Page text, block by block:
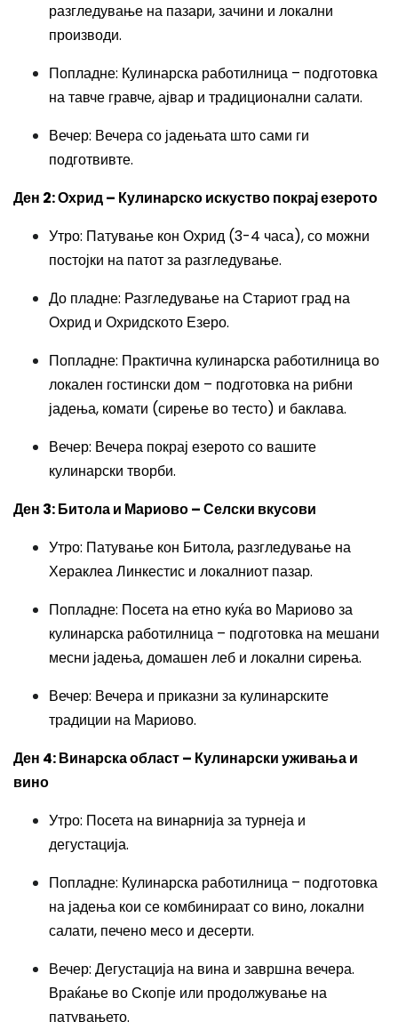
разгледување на пазари, зачини и локални
производи.
Попладне: Кулинарска работилница – подготовка
на тавче гравче, ајвар и традиционални салати.
Вечер: Вечера со јадењата што сами ги
подготвивте.
Ден 2: Охрид – Кулинарско искуство покрај езерото
Утро: Патување кон Охрид (3-4 часа), со можни
постојки на патот за разгледување.
До пладне: Разгледување на Стариот град на
Охрид и Охридското Езеро.
Попладне: Практична кулинарска работилница во
локален гостински дом – подготовка на рибни
јадења, комати (сирење во тесто) и баклава.
Вечер: Вечера покрај езерото со вашите
кулинарски творби.
Ден 3: Битола и Мариово – Селски вкусови
Утро: Патување кон Битола, разгледување на
Хераклеа Линкестис и локалниот пазар.
Попладне: Посета на етно куќа во Мариово за
кулинарска работилница – подготовка на мешани
месни јадења, домашен леб и локални сирења.
Вечер: Вечера и приказни за кулинарските
традиции на Мариово.
Ден 4: Винарска област – Кулинарски уживања и
вино
Утро: Посета на винарнија за турнеја и
дегустација.
Попладне: Кулинарска работилница – подготовка
на јадења кои се комбинираат со вино, локални
салати, печено месо и десерти.
Вечер: Дегустација на вина и завршна вечера.
Враќање во Скопје или продолжување на
патувањето.